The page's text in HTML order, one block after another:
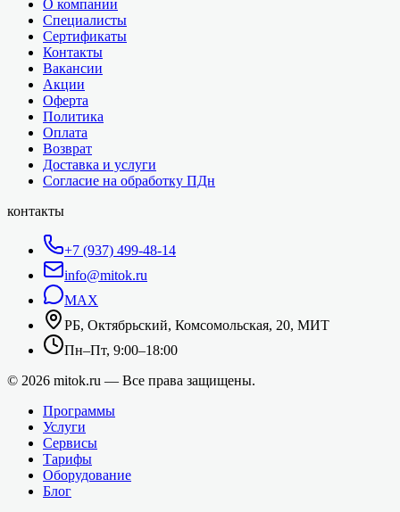
О компании
Специалисты
Сертификаты
Контакты
Вакансии
Акции
Оферта
Политика
Оплата
Возврат
Доставка и услуги
Согласие на обработку ПДн
контакты
+7 (937) 499-48-14
info@mitok.ru
MAX
РБ, Октябрьский, Комсомольская, 20, МИТ
Пн–Пт, 9:00–18:00
© 2026 mitok.ru — Все права защищены.
Программы
Услуги
Сервисы
Тарифы
Оборудование
Блог